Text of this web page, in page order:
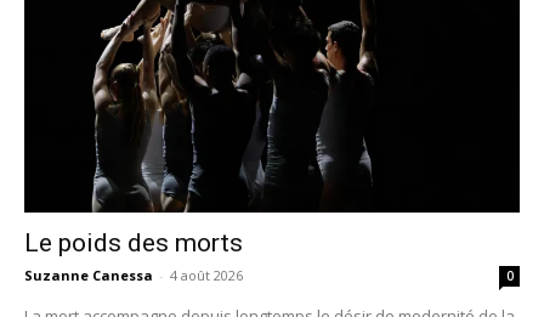
Le poids des morts
Suzanne Canessa - 4 août 2026 0